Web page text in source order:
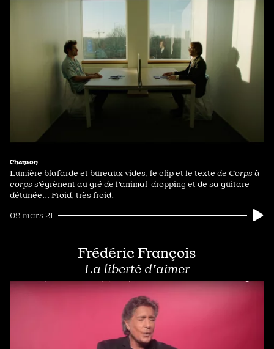
Chanson
Lumière blafarde et bureaux vides, le clip et le texte de Corps à
corpss'égrènent au gré de l'animal-dropping et de sa guitare
détunée... Froid, très froid.
09 mars 21
Frédéric François
La liberté d'aimer